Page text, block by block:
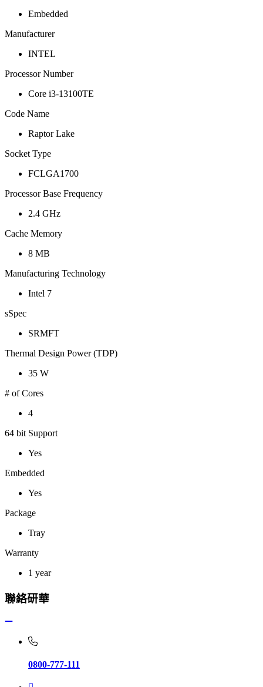
Embedded
Manufacturer
INTEL
Processor Number
Core i3-13100TE
Code Name
Raptor Lake
Socket Type
FCLGA1700
Processor Base Frequency
2.4 GHz
Cache Memory
8 MB
Manufacturing Technology
Intel 7
sSpec
SRMFT
Thermal Design Power (TDP)
35 W
# of Cores
4
64 bit Support
Yes
Embedded
Yes
Package
Tray
Warranty
1 year
聯絡研華
0800-777-111